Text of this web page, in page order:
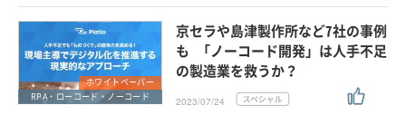
ホワイトペーパー
RPA・ローコード・ノーコード
京セラや島津製作所など7社の事例
も 「ノーコード開発」は人手不足
の製造業を救うか？
2023/07/24